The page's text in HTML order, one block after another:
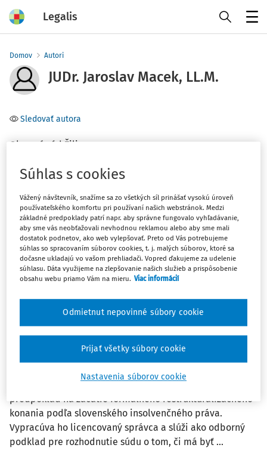
Legalis
Domov Autori
JUDr. Jaroslav Macek, LL.M.
Sledovať autora
Okresný súd Žilina
Téma
Obchodné právo(1)
Filter
Počet vyhľadaných dokumentov:1
ČLÁNKY
Povaha reštrukturalizačného posudku a
jeho posudzovanie súdom
Reštrukturalizačný posudok predstavuje základný
predpoklad na začatie formálneho reštrukturalizačného
konania podľa slovenského insolvenčného práva.
Vypracúva ho licencovaný správca a slúži ako odborný
podklad pre rozhodnutie súdu o tom, či má byť ...
Súhlas s cookies
Vážený návštevník, snažíme sa zo všetkých síl prinášať vysokú úroveň
používateľského komfortu pri používaní našich webstránok. Medzi
základné predpoklady patrí napr. aby správne fungovalo vyhľadávanie,
aby sme vás neobťažovali nevhodnou reklamou alebo aby sme mali
dostatok podnetov, ako web vylepšovať. Preto od Vás potrebujeme
súhlas so spracovaním súborov cookies, t. j. malých súborov, ktoré sa
dočasne ukladajú vo vašom prehliadači. Vopred ďakujeme za udelenie
súhlasu. Dáta využijeme na zlepšovanie našich služieb a prispôsobenie
obsahu webu priamo Vám na mieru. Viac informácií
Nastavenia súborov cookie
Odmietnut nepovinné súbory cookie
Prijať všetky súbory cookie